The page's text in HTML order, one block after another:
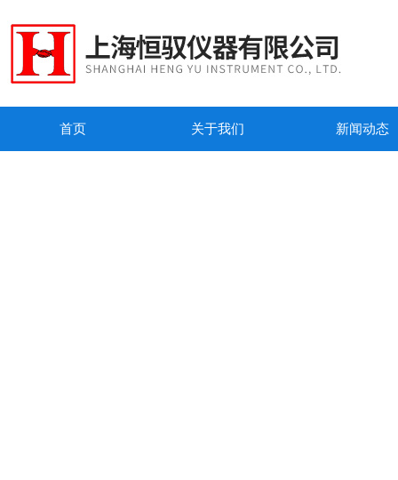
首页 关于我们 新闻动态